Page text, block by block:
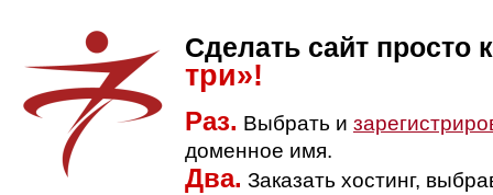
Сделать сайт просто
три»!
Раз. Выбрать и
доменное имя.
Два. Заказать хостинг,